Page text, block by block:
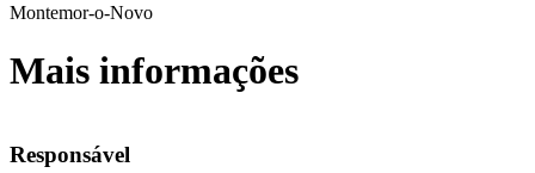
Montemor-o-Novo
Mais informações
Responsável